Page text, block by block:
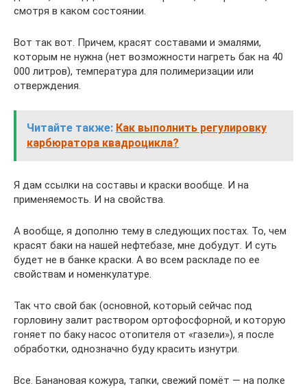
смотря в каком состоянии.
Вот так вот. Причем, красят составами и эмалями,
которым не нужна (нет возможности нагреть бак на 40
000 литров), температура для полимеризации или
отверждения.
Читайте также: Как выполнить регулировку
карбюратора квадроцикла?
Я дам ссылки на составы и краски вообще. И на
применяемость. И на свойства.
А вообще, я дополню тему в следующих постах. То, чем
красят баки на нашей нефтебазе, мне добудут. И суть
будет не в банке краски. А во всем раскладе по ее
свойствам и номенкулатуре.
Так что свой бак (основной, который сейчас под
горловину залит раствором ортофосфорной, и которую
гоняет по баку насос отопителя от «газели»), я после
обработки, однозначно буду красить изнутри.
Все. Банановая кожура, тапки, свежий помёт — на полке